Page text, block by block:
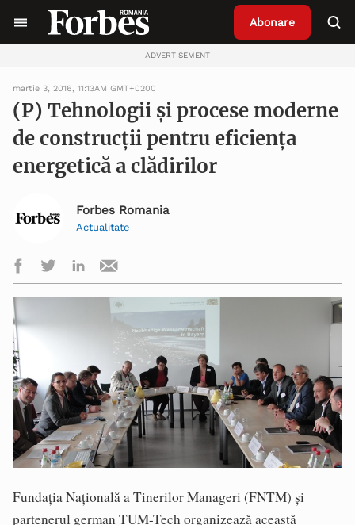
Abonare
ADVERTISEMENT
martie 3, 2016, 11:13AM GMT+0200
(P) Tehnologii și procese moderne
de construcții pentru eficiența
energetică a clădirilor
Forbes Romania
Actualitate
Fundaţia Naţională a Tinerilor Manageri (FNTM) şi
partenerul german TUM-Tech organizează această